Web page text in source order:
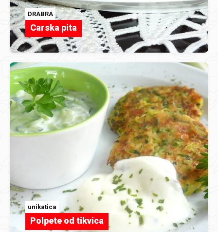
DRABRA
Carska pita
unikatica
Polpete od tikvica